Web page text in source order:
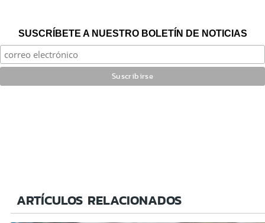
SUSCRÍBETE A NUESTRO BOLETÍN DE NOTICIAS
ARTÍCULOS RELACIONADOS